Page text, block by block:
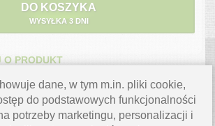
DO KOSZYKA
WYSYŁKA 3 DNI
O PRODUKT
W 3 DNI
od ręki.
dane, w tym m.in. pliki cookie,
do podstawowych funkcjonalności
potrzeby marketingu, personalizacji i